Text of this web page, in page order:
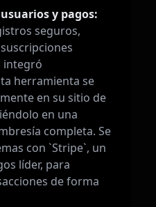
y pagos:
seguros,
integró
herramienta se
en su sitio de
en una
completa. Se
con `Stripe`, un
líder, para
de forma